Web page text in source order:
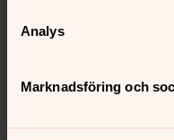
Analys
Marknadsföring och
Kontakt